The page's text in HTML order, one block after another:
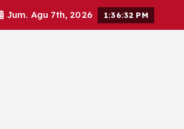
Jum. Agu 7th, 2026 1:36:34 PM